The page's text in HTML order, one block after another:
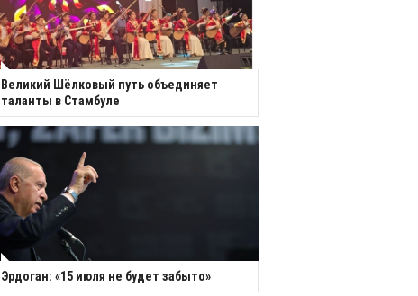
Великий Шёлковый путь объединяет
таланты в Стамбуле
Эрдоган: «15 июля не будет забыто»